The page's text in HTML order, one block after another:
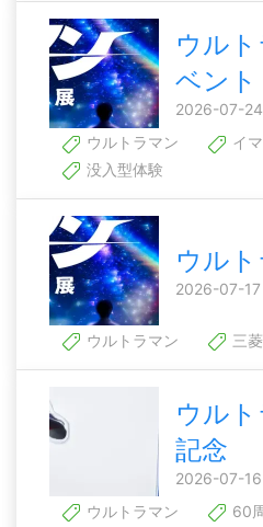
ウル
ベント
2026-07-
ウルトラマン
イ
没入型体験
ウル
2026-07-
ウルトラマン 三
ウル
記念
2026-07-
ウルトラマン
60